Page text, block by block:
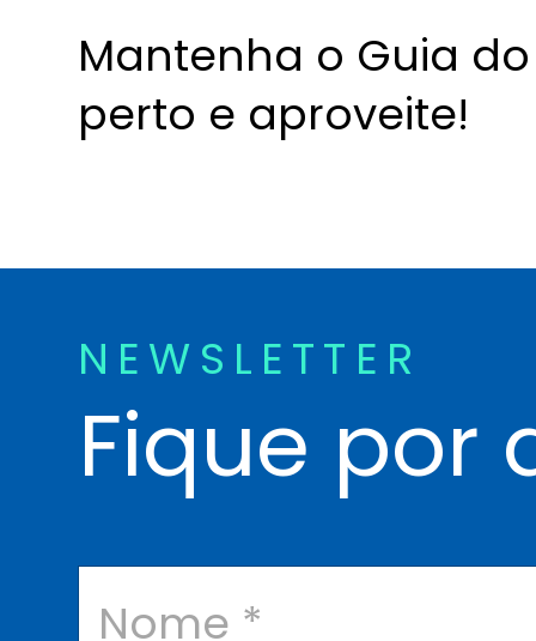
Mantenha o Guia
perto e aproveite!
NEWSLETTER
Fique por
N